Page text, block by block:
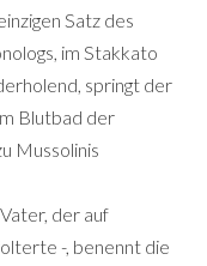
Satz des
im Stakkato
springt der
Blutbad der
Mussolinis
der auf
-, benennt die